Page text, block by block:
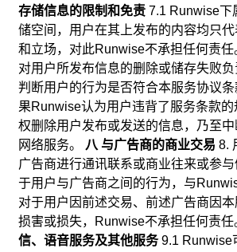
存储信息的限制和免责 7.1 Runwise下
储空间，用户在其上发布的内容均只
和立场，对此Runwise不承担任何责
对用户所发布信息的删除或储存失败
判断用户的行为是否符合本服务协议
果Runwise认为用户违背了服务条款
权删除用户发布或发送的信息，乃至
网络服务。 八 与广告商的商业交易 8.
广告商进行通讯联系或商业往来或参
于用户与广告商之间的行为，与
对于用户因前述交易、前述广告商因
损害或损失，Runwise不承担任何责任
信、语音服务及其他服务9.1 Runwise